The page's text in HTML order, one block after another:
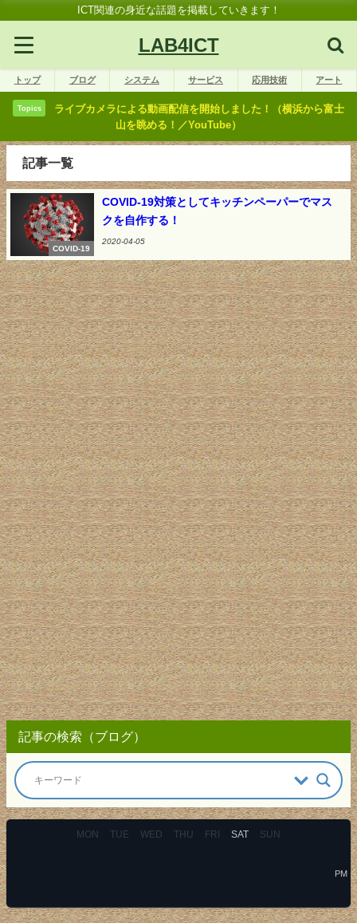
ICT関連の身近な話題を掲載していきます！
LAB4ICT
トップ ブログ システム サービス 応用技術 アート
Topics
ライブカメラによる動画配信を開始しました！（横浜から富士
山を眺める！／YouTube）
記事一覧
COVID-19
COVID-19対策としてキッチンペーパーでマス
クを自作する！
2020-04-05
記事の検索（ブログ）
MON TUE WED THU FRI SAT SUN
PM